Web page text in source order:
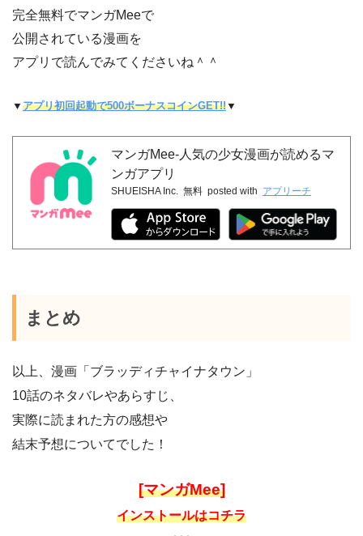
完全無料でマンガMeeで
公開されている漫画を
アプリで読んでみてくださいね＾＾
▼ アプリ初回起動で500ボーナスコインGET!!▼
マンガMee-人気の少女漫画が読めるマ
ンガアプリ
SHUEISHA Inc. 無料 posted with アプリーチ
まとめ
以上、漫画「ブラッディチャイナタウン」
10話のネタバレやあらすじ、
実際に読まれた方の感想や
結末予想についてでした！
[マンガMee]
インストールはコチラ